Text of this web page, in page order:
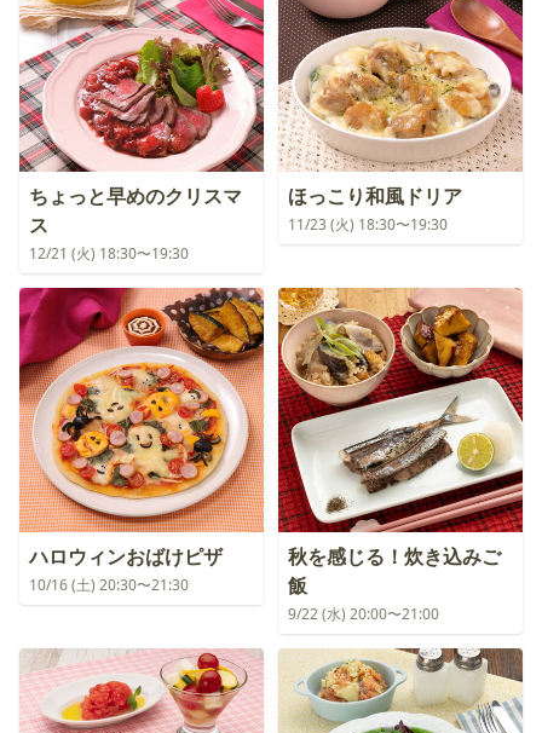
ちょっと早めのクリスマ
ス
12/21 (火) 18:30〜19:30
ほっこり和風ドリア
11/23 (火) 18:30〜19:30
ハロウィンおばけピザ
10/16 (土) 20:30〜21:30
秋を感じる！炊き込みご
飯
9/22 (水) 20:00〜21:00